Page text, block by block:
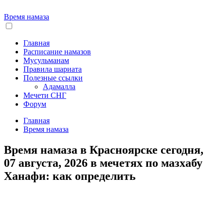
Время намаза
Главная
Расписание намазов
Мусульманам
Правила шариата
Полезные ссылки
Адамалла
Мечети СНГ
Форум
Главная
Время намаза
Время намаза в Красноярске сегодня,
07 августа, 2026 в мечетях по мазхабу
Ханафи: как определить